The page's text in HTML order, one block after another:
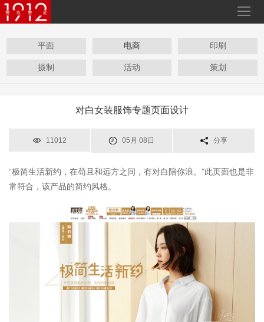
平面 电商 印刷
摄制 活动 策划
对白女装服饰专题页面设计
11012 05月 08日 分享
“极简生活新约，在苟且和远方之间，有对白陪你浪。 ”此页面也是非
常符合，该产品的简约风格。